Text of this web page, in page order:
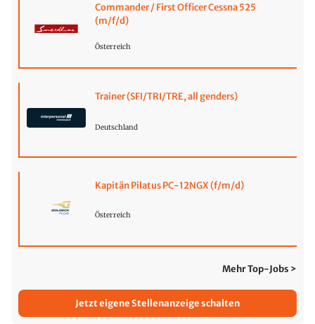
Commander / First Officer Cessna 525
(m/f/d)
Österreich
Trainer (SFI/TRI/TRE, all genders)
Deutschland
Kapitän Pilatus PC-12NGX (f/m/d)
Österreich
Mehr Top-Jobs >
Jetzt eigene Stellenanzeige schalten